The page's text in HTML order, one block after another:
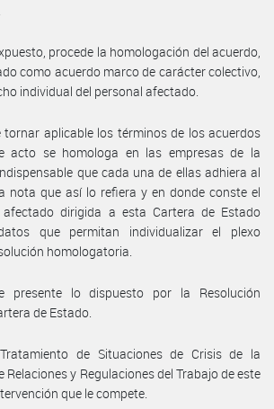
procede la homologación del acuerdo,
como acuerdo marco de carácter colectivo,
individual del personal afectado.
tornar aplicable los términos de los acuerdos
acto se homologa en las empresas de la
que cada una de ellas adhiera al
nota que así lo refiera y en donde conste el
dirigida a esta Cartera de Estado
que permitan individualizar el plexo
homologatoria.
presente lo dispuesto por la Resolución
de Estado.
de Situaciones de Crisis de la
Relaciones y Regulaciones del Trabajo de este
que le compete.